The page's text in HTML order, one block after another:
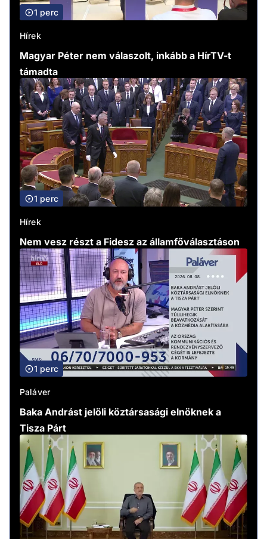
1 perc
Hírek
Magyar Péter nem válaszolt, inkább a HírTV-t
támadta
1 perc
Hírek
Nem vesz részt a Fidesz az államfőválasztáson
1 perc
Paláver
Baka Andrást jelöli köztársasági elnöknek a
Tisza Párt